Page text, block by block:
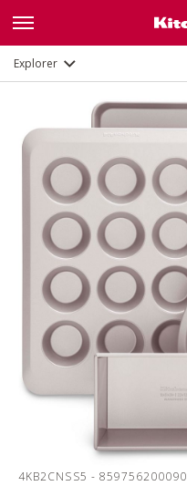
Explorer
4KB2CNSS5 - 859756200090